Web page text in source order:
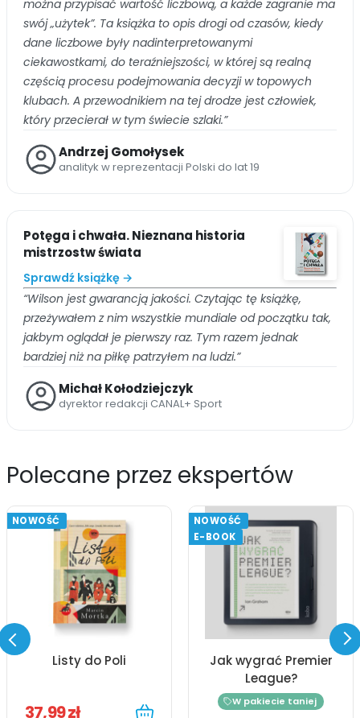
można przypisać wartość liczbową, a każde zagranie ma
swój „użytek”. Ta książka to opis drogi od czasów, kiedy
dane liczbowe były nadinterpretowanymi
ciekawostkami, do teraźniejszości, w której są realną
częścią procesu podejmowania decyzji w topowych
klubach. A przewodnikiem na tej drodze jest człowiek,
który przecierał w tym świecie szlaki.”
Andrzej Gomołysek
analityk w reprezentacji Polski do lat 19
Potęga i chwała. Nieznana historia
mistrzostw świata
Sprawdź książkę →
“Wilson jest gwarancją jakości. Czytając tę książkę,
przeżywałem z nim wszystkie mundiale od początku tak,
jakbym oglądał je pierwszy raz. Tym razem jednak
bardziej niż na piłkę patrzyłem na ludzi.”
Michał Kołodziejczyk
dyrektor redakcji CANAL+ Sport
Polecane przez ekspertów
NOWOŚĆ
Listy do Poli
37,99 zł
NOWOŚĆ
E-BOOK
Jak wygrać Premier
League?
W pakiecie taniej